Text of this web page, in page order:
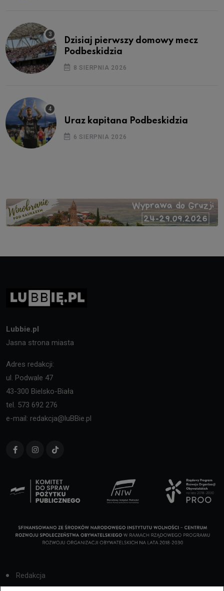
Dzisiaj pierwszy domowy mecz
Podbeskidzia
8 SIERPNIA 2026
Uraz kapitana Podbeskidzia
6 SIERPNIA 2026
Lubbie.pl
Jasna strona miasta
Adres redakcji:
ul. Podwale 47
43-300 Bielsko-Biała
tel. 573 692 276
e-mail: redakcja@luBBie.pl
Redakcja